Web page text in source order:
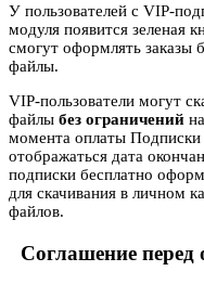
У пользователей с VIP-
модуля появится зеленая
смогут оформлять заказы
файлы.
VIP-пользователи могут
файлы без ограничений
момента оплаты Подписки
отображаться дата
подписки бесплатно
для скачивания в личном
файлов.
Соглашение